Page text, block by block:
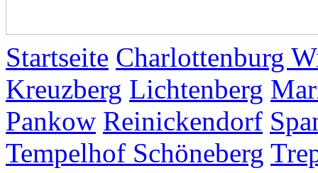
Startseite Charlottenburg
Kreuzberg Lichtenberg
Pankow Reinickendorf
Tempelhof Schöneberg